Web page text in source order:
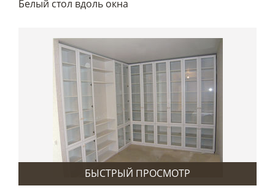
Белый стол вдоль окна
БЫСТРЫЙ ПРОСМОТР